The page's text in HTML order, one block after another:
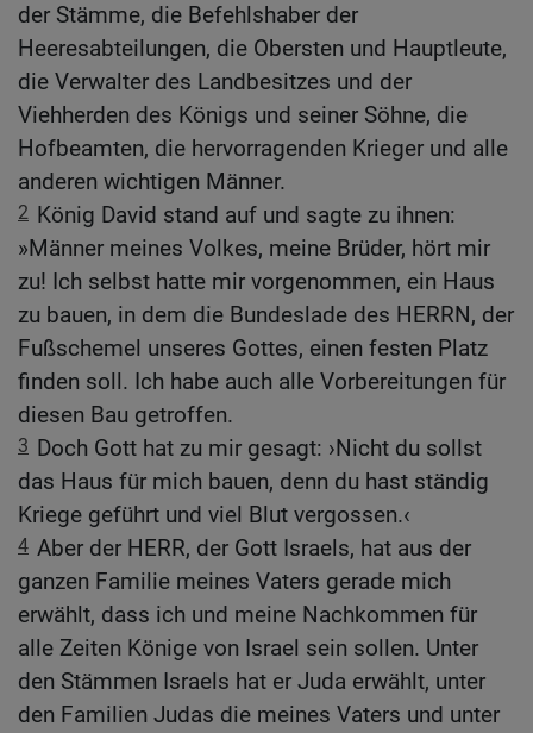
der Stämme, die Befehlshaber der
Heeresabteilungen, die Obersten und Hauptleute,
die Verwalter des Landbesitzes und der
Viehherden des Königs und seiner Söhne, die
Hofbeamten, die hervorragenden Krieger und alle
anderen wichtigen Männer.
2 König David stand auf und sagte zu ihnen:
»Männer meines Volkes, meine Brüder, hört mir
zu! Ich selbst hatte mir vorgenommen, ein Haus
zu bauen, in dem die Bundeslade des HERRN, der
Fußschemel unseres Gottes, einen festen Platz
finden soll. Ich habe auch alle Vorbereitungen für
diesen Bau getroffen.
3 Doch Gott hat zu mir gesagt: ›Nicht du sollst
das Haus für mich bauen, denn du hast ständig
Kriege geführt und viel Blut vergossen.‹
4 Aber der HERR, der Gott Israels, hat aus der
ganzen Familie meines Vaters gerade mich
erwählt, dass ich und meine Nachkommen für
alle Zeiten Könige von Israel sein sollen. Unter
den Stämmen Israels hat er Juda erwählt, unter
den Familien Judas die meines Vaters und unter